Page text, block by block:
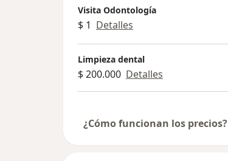
Visita Odontología
$ 1 Detalles
Limpieza dental
$ 200.000 Detalles
¿Cómo funcionan los precios?